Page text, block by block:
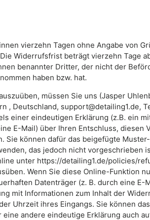
vierzehn Tagen ohne Angabe von
Widerrufsfrist beträgt vierzehn Tage
benannter Dritter, der nicht der
haben bzw. hat.
müssen Sie uns (Jasper
, Deutschland, support@detailing1.de,
einer eindeutigen Erklärung (z.B. ein
E-Mail) über Ihren Entschluss, diesen
Sie können dafür das beigefügte Muster-
das jedoch nicht vorgeschrieben
unter https://detailing1.de/policies/
Wenn Sie diese Online-Funktion
Datenträger (z. B. durch eine E-
mit Informationen zum Inhalt der
Uhrzeit ihres Eingangs. Sie können
andere eindeutige Erklärung auch